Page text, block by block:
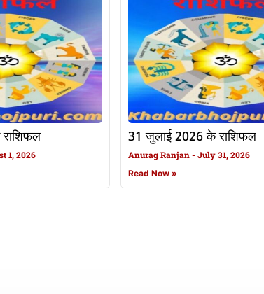
1, 2026
31 जुलाई 2026 के राशिफल
Anurag Ranjan July 31, 2026
Read Now »